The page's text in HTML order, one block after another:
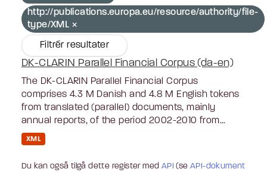
http://publications.europa.eu/resource/authority/file-
type/XML
Filtrér resultater
DK-CLARIN Parallel Financial Corpus (da-en)
The DK-CLARIN Parallel Financial Corpus
comprises 4.3 M Danish and 4.8 M English tokens
from translated (parallel) documents, mainly
annual reports, of the period 2002-2010 from...
XML
Du kan også tilgå dette register med API (seAPI-dokument